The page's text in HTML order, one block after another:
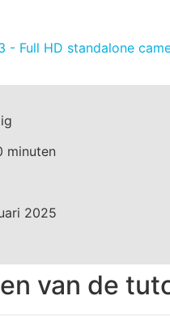
- Full HD standalone
minuten
2025
van de